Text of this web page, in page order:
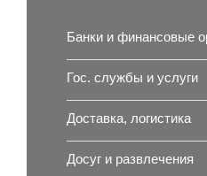
Банки и финансовые
Гос. службы и услуги
Доставка, логистика
Досуг и развлечения